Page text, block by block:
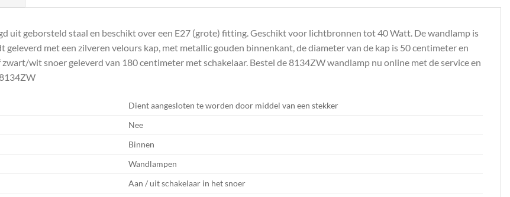
uit geborsteld staal en beschikt over een E27 (grote) fitting. Geschikt voor lichtbronnen tot 40 Watt. De wandlamp is
met een zilveren velours kap, met metallic gouden binnenkant, de diameter van de kap is 50 centimeter en
wit snoer geleverd van 180 centimeter met schakelaar. Bestel de 8134ZW wandlamp nu online met de service en
Dient aangesloten te worden door middel van een stekker
Nee
Binnen
Wandlampen
Aan / uit schakelaar in het snoer